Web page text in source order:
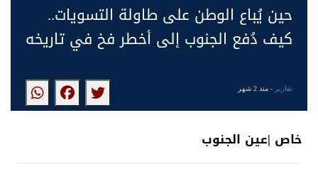
حين يُباع الوطن على طاولة التسويات..
كيف دُفع الجنوب إلى أخطر فخ في تاريخه
تقارير - منذ 2 شهر
خاص |عين الجنوب